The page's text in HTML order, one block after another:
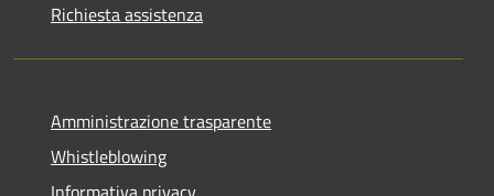
Richiesta assistenza
Amministrazione trasparente
Whistleblowing